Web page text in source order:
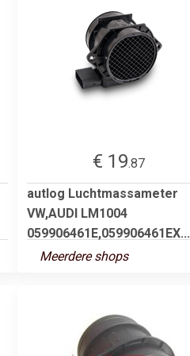
€ 19.87
autlog Luchtmassameter
VW,AUDI LM1004
059906461E,059906461EX...
Meerdere shops